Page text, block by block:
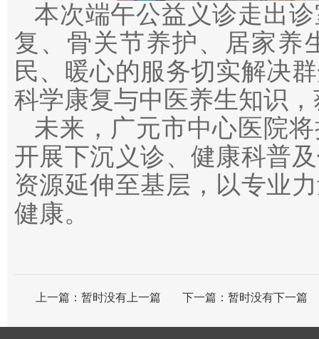
本次端午公益义诊走出
复、骨关节养护、居家养
民、暖心的服务切实解决
科学康复与中医养生知识
未来，广元市中心医院
开展下沉义诊、健康科普
资源延伸至基层，以专业
健康。
上一篇： 暂时没有上一篇 下一篇： 暂时没有下一篇